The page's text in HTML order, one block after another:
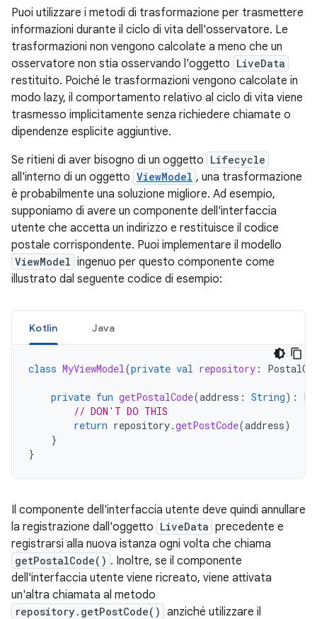
Puoi utilizzare i metodi di trasformazione per trasmettere
informazioni durante il ciclo di vita dell'osservatore. Le
trasformazioni non vengono calcolate a meno che un
osservatore non stia osservando l'oggetto LiveData
restituito. Poiché le trasformazioni vengono calcolate in
modo lazy, il comportamento relativo al ciclo di vita viene
trasmesso implicitamente senza richiedere chiamate o
dipendenze esplicite aggiuntive.
Se ritieni di aver bisogno di un oggetto Lifecycle
all'interno di un oggetto ViewModel , una trasformazione
è probabilmente una soluzione migliore. Ad esempio,
supponiamo di avere un componente dell'interfaccia
utente che accetta un indirizzo e restituisce il codice
postale corrispondente. Puoi implementare il modello
ViewModel ingenuo per questo componente come
illustrato dal seguente codice di esempio:
Kotlin Java
class MyViewModel(private val repository :
private fun getPostalCode(address : String):
// DON'T DO THIS
return repository.getPostCode(address)
}
}
Il componente dell'interfaccia utente deve quindi annullare
la registrazione dall'oggetto LiveData precedente e
registrarsi alla nuova istanza ogni volta che chiama
getPostalCode() . Inoltre, se il componente
dell'interfaccia utente viene ricreato, viene attivata
un'altra chiamata al metodo
repository.getPostCode() anziché utilizzare il